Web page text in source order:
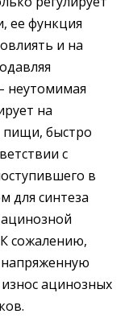
ее функция
и на
неутомимая
на
пищи, быстро
с
в
для синтеза
сожалению,
ацинозных